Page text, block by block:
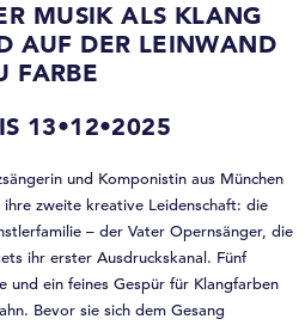
MUSIK ALS KLANG
AUF DER LEINWAND
FARBE
13•12•2025
und Komponistin aus München
zweite kreative Leidenschaft: die
– der Vater Opernsänger, die
ihr erster Ausdruckskanal. Fünf
und ein feines Gespür für Klangfarben
Bevor sie sich dem Gesang